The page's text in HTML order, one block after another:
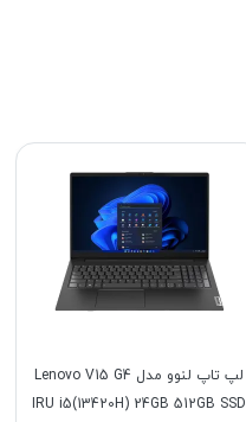
لپ تاپ لنوو مدل Lenovo V15 G4
IRU i5(13420H) 24GB 512GB SSD